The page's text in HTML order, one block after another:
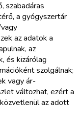
szabadáras
a gyógyszertár
az adatok a
az
és kizárólag
szolgálnak;
vagy ár-
változhat, ezért a
az adott